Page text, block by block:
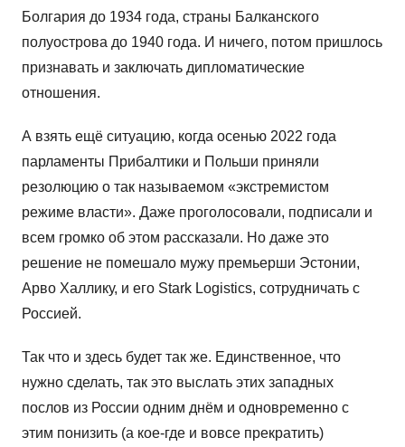
Болгария до 1934 года, страны Балканского
полуострова до 1940 года. И ничего, потом пришлось
признавать и заключать дипломатические
отношения.
А взять ещё ситуацию, когда осенью 2022 года
парламенты Прибалтики и Польши приняли
резолюцию о так называемом «экстремистом
режиме власти». Даже проголосовали, подписали и
всем громко об этом рассказали. Но даже это
решение не помешало мужу премьерши Эстонии,
Арво Халлику, и его Stark Logistics, сотрудничать с
Россией.
Так что и здесь будет так же. Единственное, что
нужно сделать, так это выслать этих западных
послов из России одним днём и одновременно с
этим понизить (а кое-где и вовсе прекратить)